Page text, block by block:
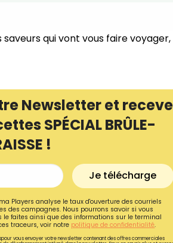
qui vont vous faire voyager,
Newsletter et
SPÉCIAL BRÛLE-
!
Je télécharge
Players analyse le taux d'ouverture des courriels
des campagnes. Nous pourrons savoir si vous
le faites ainsi que des informations sur le terminal
traceurs, voir notre politique de confidentialité.
vous envoyer votre newsletter contenant des offres commerciales